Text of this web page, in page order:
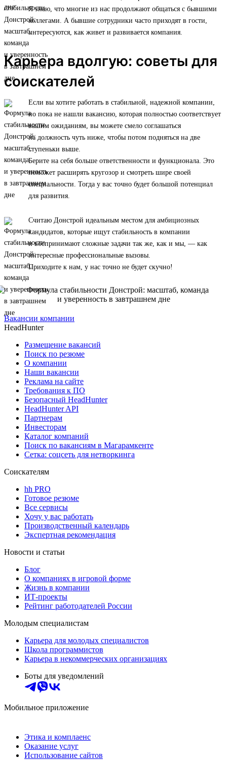
Я знаю, что многие из нас продолжают общаться с бывшими
коллегами. А бывшие сотрудники часто приходят в гости,
интересуются, как живет и развивается компания.
Карьера вдолгую: советы для
соискателей
Если вы хотите работать в стабильной, надежной компании,
но пока не нашли вакансию, которая полностью соответствует
вашим ожиданиям, вы можете смело соглашаться
на должность чуть ниже, чтобы потом подняться на две
ступеньки выше.
Берите на себя больше ответственности и функционала. Это
поможет расширять кругозор и смотреть шире своей
специальности. Тогда у вас точно будет большой потенциал
для развития.
Считаю Донстрой идеальным местом для амбициозных
кандидатов, которые ищут стабильность в компании
и воспринимают сложные задачи так же, как и мы, — как
интересные профессиональные вызовы.
Приходите к нам, у нас точно не будет скучно!
Вакансии компании
HeadHunter
Размещение вакансий
Поиск по резюме
О компании
Наши вакансии
Реклама на сайте
Требования к ПО
Безопасный HeadHunter
HeadHunter API
Партнерам
Инвесторам
Каталог компаний
Поиск по вакансиям в Магарамкенте
Сетка: соцсеть для нетворкинга
Соискателям
hh PRO
Готовое резюме
Все сервисы
Хочу у вас работать
Производственный календарь
Экспертная рекомендация
Новости и статьи
Блог
О компаниях в игровой форме
Жизнь в компании
ИТ-проекты
Рейтинг работодателей России
Молодым специалистам
Карьера для молодых специалистов
Школа программистов
Карьера в некоммерческих организациях
Боты для уведомлений
Мобильное приложение
Этика и комплаенс
Оказание услуг
Использование сайтов